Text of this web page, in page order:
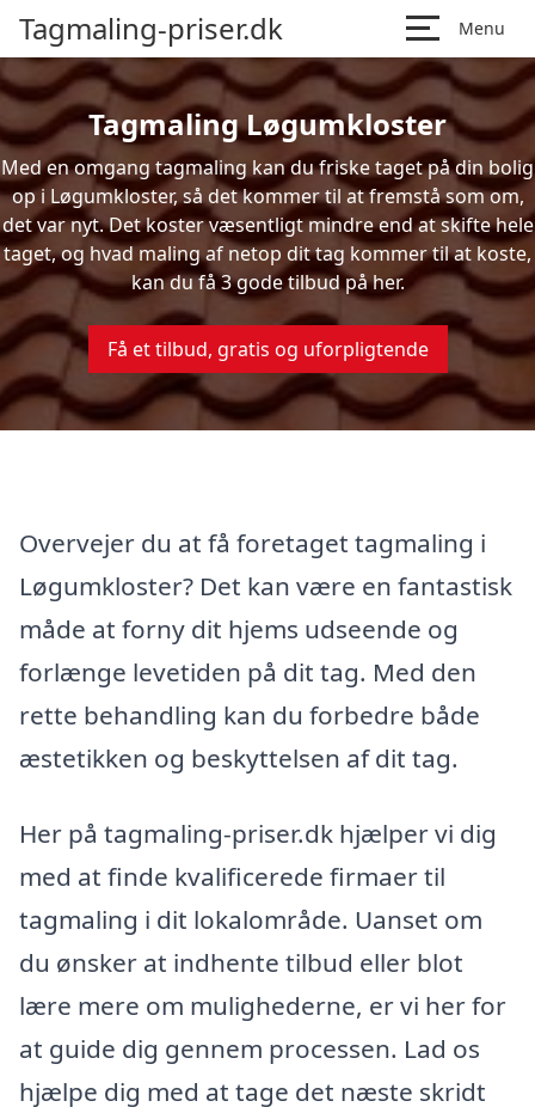
Tagmaling-priser.dk Menu
Tagmaling Løgumkloster
Med en omgang tagmaling kan du friske taget på din bolig
op i Løgumkloster, så det kommer til at fremstå som om,
det var nyt. Det koster væsentligt mindre end at skifte hele
taget, og hvad maling af netop dit tag kommer til at koste,
kan du få 3 gode tilbud på her.
Få et tilbud, gratis og uforpligtende
Overvejer du at få foretaget tagmaling i
Løgumkloster? Det kan være en fantastisk
måde at forny dit hjems udseende og
forlænge levetiden på dit tag. Med den
rette behandling kan du forbedre både
æstetikken og beskyttelsen af dit tag.
Her på tagmaling-priser.dk hjælper vi dig
med at finde kvalificerede firmaer til
tagmaling i dit lokalområde. Uanset om
du ønsker at indhente tilbud eller blot
lære mere om mulighederne, er vi her for
at guide dig gennem processen. Lad os
hjælpe dig med at tage det næste skridt